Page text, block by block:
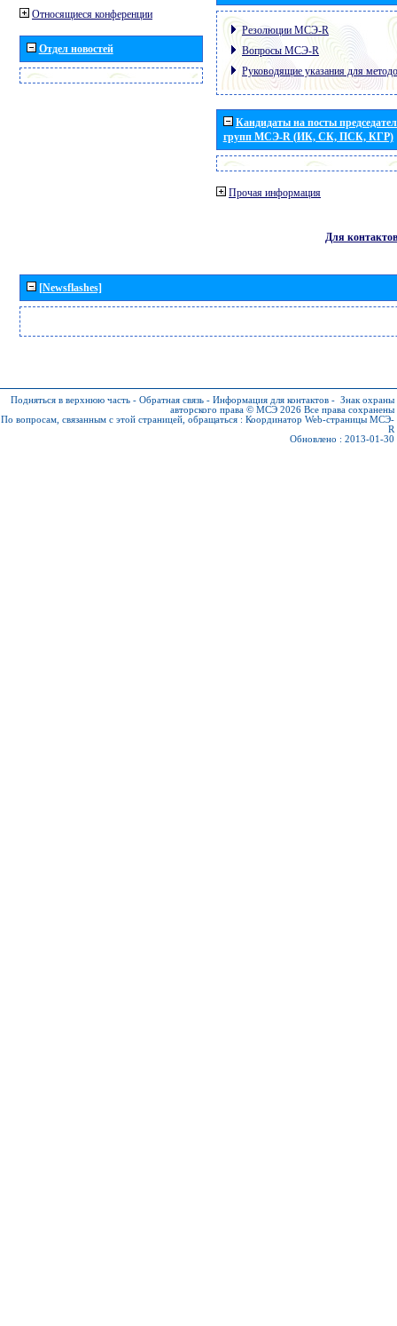
Относящиеся конференции
Отдел новостей
Резолюции МСЭ-R
Вопросы МСЭ-R
Руководящие указания для
Кандидаты на посты
групп МСЭ-R (ИК, СК, ПСК, КГР)
Прочая информация
Для контактов
[Newsflashes]
Подняться в верхнюю часть - Обратная связь - Информация для контактов - Знак охраны
авторского права © МСЭ 2026 Все права сохранены
По вопросам, связанным с этой страницей, обращаться : Координатор Web-страницы МСЭ-
R
Обновлено : 2013-01-30